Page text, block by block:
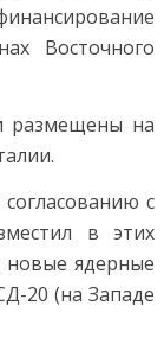
Восточного
размещены на
с
в этих
новые ядерные
20 (на Западе